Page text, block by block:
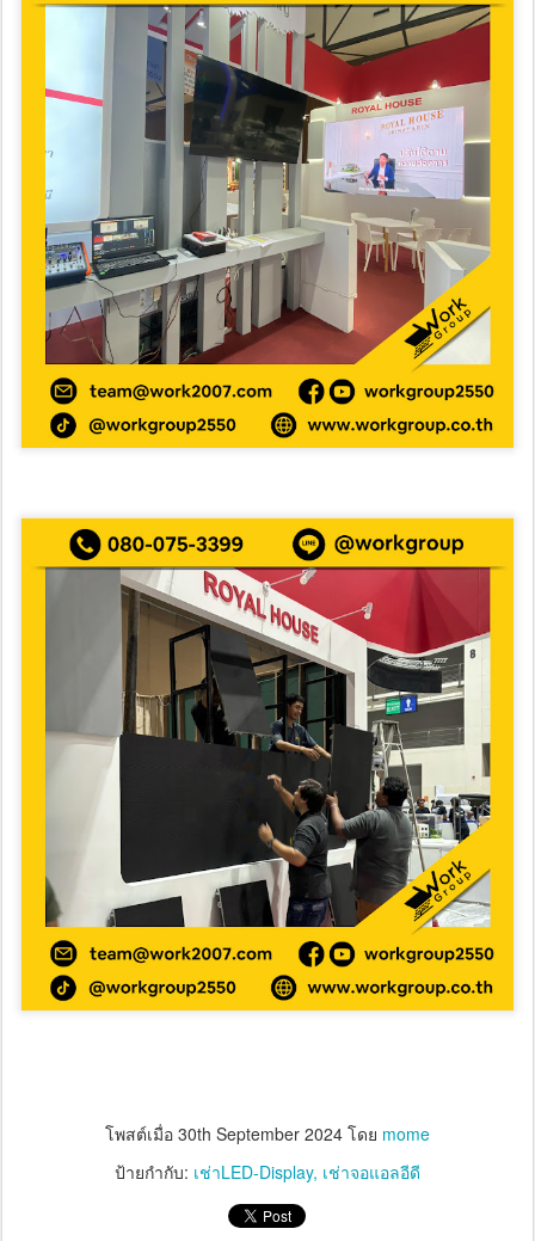
โพสต์เมื่อ 30th September 2024 โดย mome
ป้ายกำกับ: เช่าLED-Display เช่าจอแอลอีดี